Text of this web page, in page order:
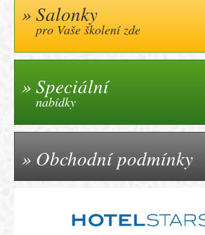
Salonky
pro Vaše školení zde
Speciální
nabídky
Obchodní podmínky